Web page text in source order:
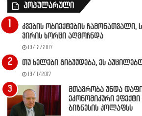
პოპულარული
კვების ობიექტების ჩამონათვალი,
ვირის ხორცი აღმოჩნდა
19/12/2017
თუ ხელები გიბუჟდება, ეს
19/11/2017
მთავრობა უნდა
ეკონომიკური ეფექტი
ბიზნესის კოლაფსს